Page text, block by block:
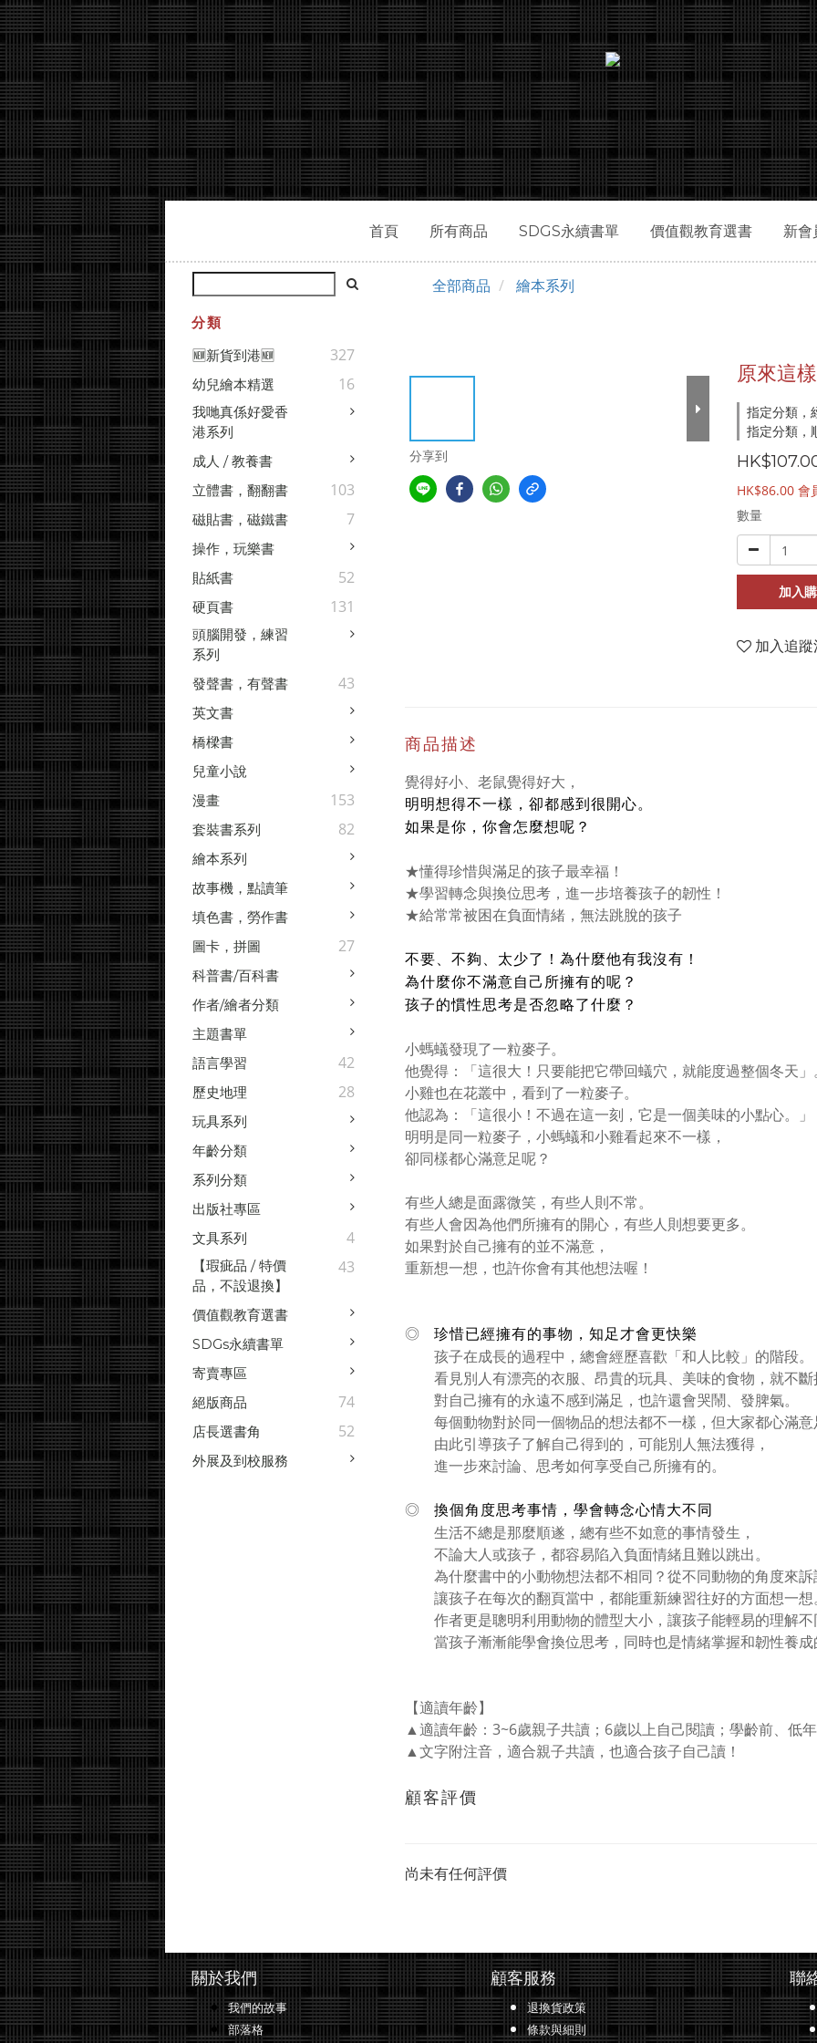
首頁 所有商品 SDGS永續書單 價值觀教育選書 新會
分類
🆕新貨到港🆕
327
幼兒繪本精選 16
我哋真係好愛香
港系列
成人 / 教養書
立體書，翻翻書
103
磁貼書，磁鐵書 7
操作，玩樂書
貼紙書
52
硬頁書 131
頭腦開發，練習
系列
發聲書，有聲書
43
英文書
橋樑書
兒童小說
漫畫
153
套裝書系列 82
繪本系列
故事機，點讀筆
填色書，勞作書
圖卡，拼圖
27
科普書/百科書
作者/繪者分類
主題書單
語言學習
42
歷史地理 28
玩具系列
年齡分類
系列分類
出版社專區
文具系列
4
【瑕疵品 / 特價
品，不設退換】
43
價值觀教育選書
SDGs永續書單
寄賣專區
絕版商品
74
店長選書角 52
外展及到校服務
全部商品 繪本系列
分享到
原來這
指定分類，
指定分類，
HK$86.00 會
數量
加入
加入追
商品描述
覺得好小、老鼠覺得好大，
明明想得不一樣，卻都感到很開心。
如果是你，你會怎麼想呢？
★懂得珍惜與滿足的孩子最幸福！
★學習轉念與換位思考，進一步培養孩子的韌性！
★給常常被困在負面情緒，無法跳脫的孩子
不要、不夠、太少了！為什麼他有我沒有！
為什麼你不滿意自己所擁有的呢？
孩子的慣性思考是否忽略了什麼？
小螞蟻發現了一粒麥子。
他覺得：「這很大！只要能把它帶回蟻穴，就能度過整個冬天
小雞也在花叢中，看到了一粒麥子。
他認為：「這很小！不過在這一刻，它是一個美味的小點心。」
明明是同一粒麥子，小螞蟻和小雞看起來不一樣，
卻同樣都心滿意足呢？
有些人總是面露微笑，有些人則不常。
有些人會因為他們所擁有的開心，有些人則想要更多。
如果對於自己擁有的並不滿意，
重新想一想，也許你會有其他想法喔！
◎ 珍惜已經擁有的事物，知足才會更快樂
孩子在成長的過程中，總會經歷喜歡「和人比較」的階段。
看見別人有漂亮的衣服、昂貴的玩具、美味的食物，就不斷
對自己擁有的永遠不感到滿足，也許還會哭鬧、發脾氣。
每個動物對於同一個物品的想法都不一樣，但大家都心滿意
由此引導孩子了解自己得到的，可能別人無法獲得，
進一步來討論、思考如何享受自己所擁有的。
◎ 換個角度思考事情，學會轉念心情大不同
生活不總是那麼順遂，總有些不如意的事情發生，
不論大人或孩子，都容易陷入負面情緒且難以跳出。
為什麼書中的小動物想法都不相同？從不同動物的角度來訴
讓孩子在每次的翻頁當中，都能重新練習往好的方面想一想
作者更是聰明利用動物的體型大小，讓孩子能輕易的理解不
當孩子漸漸能學會換位思考，同時也是情緒掌握和韌性養成
【適讀年齡】
▲適讀年齡：3~6歲親子共讀；6歲以上自己閱讀；學齡前、低
▲文字附注音，適合親子共讀，也適合孩子自己讀！
顧客評價
尚未有任何評價
關於我們
我們的故事
部落格
顧客服務
退換貨政策
條款與細則
聯